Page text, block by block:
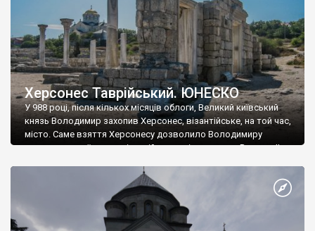
Херсонес Таврійський. ЮНЕСКО
У 988 році, після кількох місяців облоги, Великий київський
князь Володимир захопив Херсонес, візантійське, на той час,
місто. Саме взяття Херсонесу дозволило Володимиру
диктувати свої умови візантійському імператору Василю ІІ, та
Херсонесі Володимир-язичник, став Василем-християнином.
А потім було Хрещення Русі. На честь Херсонесу Таврійського